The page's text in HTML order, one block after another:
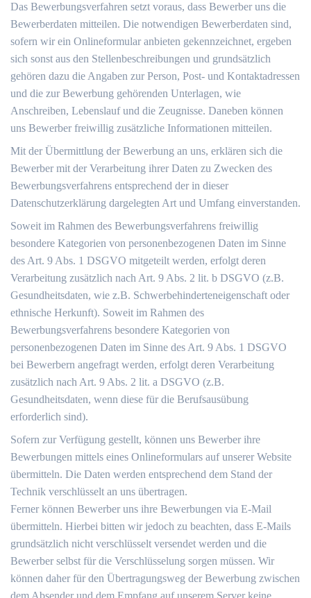
Das Bewerbungsverfahren setzt voraus, dass Bewerber uns die
Bewerberdaten mitteilen. Die notwendigen Bewerberdaten sind,
sofern wir ein Onlineformular anbieten gekennzeichnet, ergeben
sich sonst aus den Stellenbeschreibungen und grundsätzlich
gehören dazu die Angaben zur Person, Post- und Kontaktadressen
und die zur Bewerbung gehörenden Unterlagen, wie
Anschreiben, Lebenslauf und die Zeugnisse. Daneben können
uns Bewerber freiwillig zusätzliche Informationen mitteilen.
Mit der Übermittlung der Bewerbung an uns, erklären sich die
Bewerber mit der Verarbeitung ihrer Daten zu Zwecken des
Bewerbungsverfahrens entsprechend der in dieser
Datenschutzerklärung dargelegten Art und Umfang einverstanden.
Soweit im Rahmen des Bewerbungsverfahrens freiwillig
besondere Kategorien von personenbezogenen Daten im Sinne
des Art. 9 Abs. 1 DSGVO mitgeteilt werden, erfolgt deren
Verarbeitung zusätzlich nach Art. 9 Abs. 2 lit. b DSGVO (z.B.
Gesundheitsdaten, wie z.B. Schwerbehinderteneigenschaft oder
ethnische Herkunft). Soweit im Rahmen des
Bewerbungsverfahrens besondere Kategorien von
personenbezogenen Daten im Sinne des Art. 9 Abs. 1 DSGVO
bei Bewerbern angefragt werden, erfolgt deren Verarbeitung
zusätzlich nach Art. 9 Abs. 2 lit. a DSGVO (z.B.
Gesundheitsdaten, wenn diese für die Berufsausübung
erforderlich sind).
Sofern zur Verfügung gestellt, können uns Bewerber ihre
Bewerbungen mittels eines Onlineformulars auf unserer Website
übermitteln. Die Daten werden entsprechend dem Stand der
Technik verschlüsselt an uns übertragen.
Ferner können Bewerber uns ihre Bewerbungen via E-Mail
übermitteln. Hierbei bitten wir jedoch zu beachten, dass E-Mails
grundsätzlich nicht verschlüsselt versendet werden und die
Bewerber selbst für die Verschlüsselung sorgen müssen. Wir
können daher für den Übertragungsweg der Bewerbung zwischen
dem Absender und dem Empfang auf unserem Server keine